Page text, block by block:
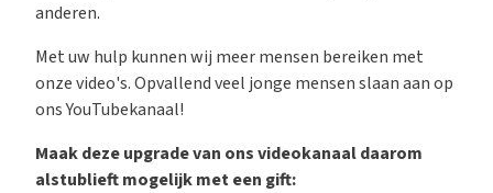
anderen.
Met uw hulp kunnen wij meer mensen bereiken met
onze video's. Opvallend veel jonge mensen slaan aan op
ons YouTubekanaal!
Maak deze upgrade van ons videokanaal daarom
alstublieft mogelijk met een gift: